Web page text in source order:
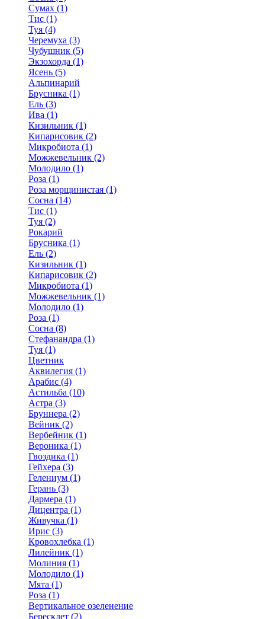
Сумах (1)
Тис (1)
Туя (4)
Черемуха (3)
Чубушник (5)
Экзохорда (1)
Ясень (5)
Альпинарий
Брусника (1)
Ель (3)
Ива (1)
Кизильник (1)
Кипарисовик (2)
Микробиота (1)
Можжевельник (2)
Молодило (1)
Роза (1)
Роза морщинистая (1)
Сосна (14)
Тис (1)
Туя (2)
Рокарий
Брусника (1)
Ель (2)
Кизильник (1)
Кипарисовик (2)
Микробиота (1)
Можжевельник (1)
Молодило (1)
Роза (1)
Сосна (8)
Стефанандра (1)
Туя (1)
Цветник
Аквилегия (1)
Арабис (4)
Астильба (10)
Астра (3)
Бруннера (2)
Вейник (2)
Вербейник (1)
Вероника (1)
Гвоздика (1)
Гейхера (3)
Гелениум (1)
Герань (3)
Дармера (1)
Дицентра (1)
Живучка (1)
Ирис (3)
Кровохлебка (1)
Лилейник (1)
Молиния (1)
Молодило (1)
Мята (1)
Роза (1)
Вертикальное озеленение
Бересклет (2)